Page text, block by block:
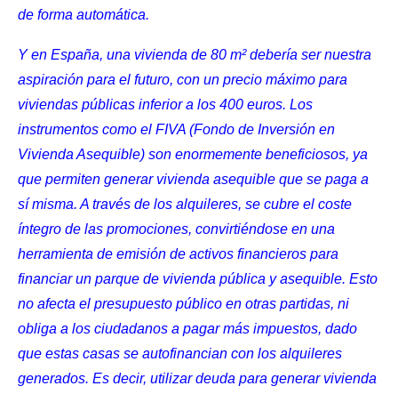
de forma automática.
Y en España, una vivienda de 80 m² debería ser nuestra
aspiración para el futuro, con un precio máximo para
viviendas públicas inferior a los 400 euros. Los
instrumentos como el FIVA (Fondo de Inversión en
Vivienda Asequible) son enormemente beneficiosos, ya
que permiten generar vivienda asequible que se paga a
sí misma. A través de los alquileres, se cubre el coste
íntegro de las promociones, convirtiéndose en una
herramienta de emisión de activos financieros para
financiar un parque de vivienda pública y asequible. Esto
no afecta el presupuesto público en otras partidas, ni
obliga a los ciudadanos a pagar más impuestos, dado
que estas casas se autofinancian con los alquileres
generados. Es decir, utilizar deuda para generar vivienda